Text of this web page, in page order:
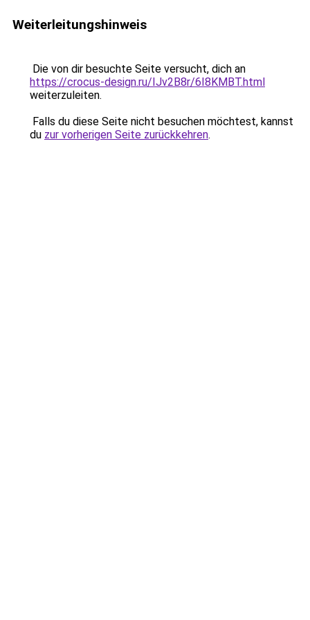
Weiterleitungshinweis
Die von dir besuchte Seite versucht, dich an
https://crocus-design.ru/IJv2B8r/6I8KMBT.html
weiterzuleiten.
Falls du diese Seite nicht besuchen möchtest, kannst
du zur vorherigen Seite zurückkehren.